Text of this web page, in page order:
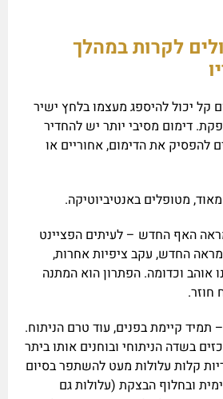
לקרות במהלך
קל יכול להיספג מעצמו בלחץ ישיר
דימום מסיבי יותר יש להחדיר
להפסיק את הדימום, אחוריים או
מטופלים באנטיביוטיקה.
האף החדש – לעיתים הפציינט
החדש, עקב ציפיות אחרות,
אוהב וכדומה. הפתרון הוא המתנה
חוזר.
תמיד קיימת בפנים, עוד טרם הניתוח.
בשדה הניתוחי ובוחנים אותו ביתר
קלות עלולות מעט להשתפר בסיום
ובחלוף הבצקת (עלולות גם